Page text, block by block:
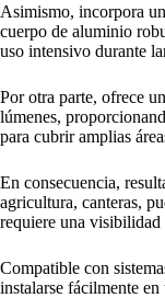
Asimismo, incorpora
cuerpo de aluminio
uso intensivo durante
Por otra parte, ofrece
lúmenes,
para cubrir amplias
En consecuencia,
agricultura, canteras,
requiere una visibilidad
Compatible con
instalarse fácilmente